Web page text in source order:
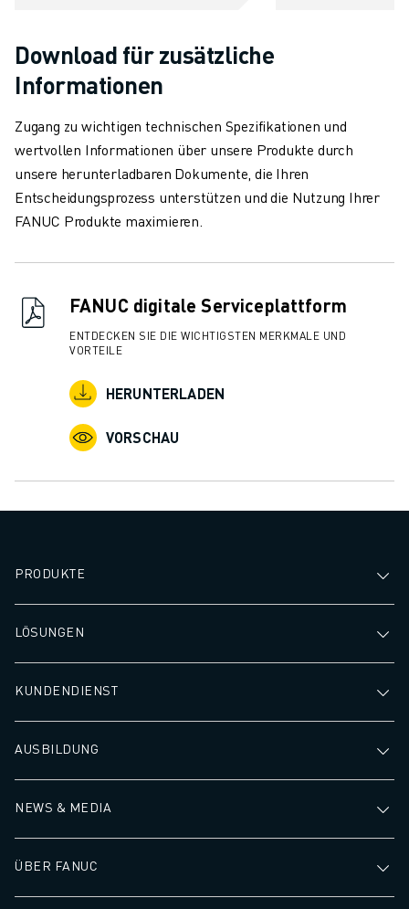
Download für zusätzliche
Informationen
Zugang zu wichtigen technischen Spezifikationen und
wertvollen Informationen über unsere Produkte durch
unsere herunterladbaren Dokumente, die Ihren
Entscheidungsprozess unterstützen und die Nutzung Ihrer
FANUC Produkte maximieren.
FANUC digitale Serviceplattform
ENTDECKEN SIE DIE WICHTIGSTEN MERKMALE UND
VORTEILE
HERUNTERLADEN
VORSCHAU
PRODUKTE
LÖSUNGEN
KUNDENDIENST
AUSBILDUNG
NEWS & MEDIA
ÜBER FANUC